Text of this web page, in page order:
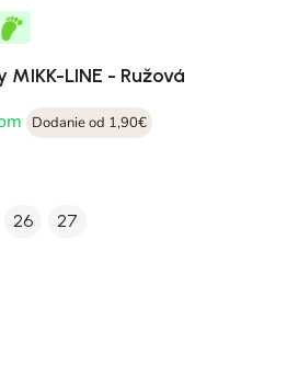
LINE - Ružová
Dodanie od 1,90€
26 27